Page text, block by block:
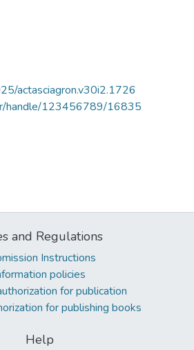
actasciagron.v30i2.1726
handle/123456789/16835
and Regulations
Instructions
policies
for publication
for publishing books
Help